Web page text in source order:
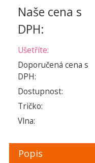
Naše cena s
DPH:
Ušetříte:
Doporučená cena s
DPH:
Dostupnost:
Tričko:
Vlna:
Popis